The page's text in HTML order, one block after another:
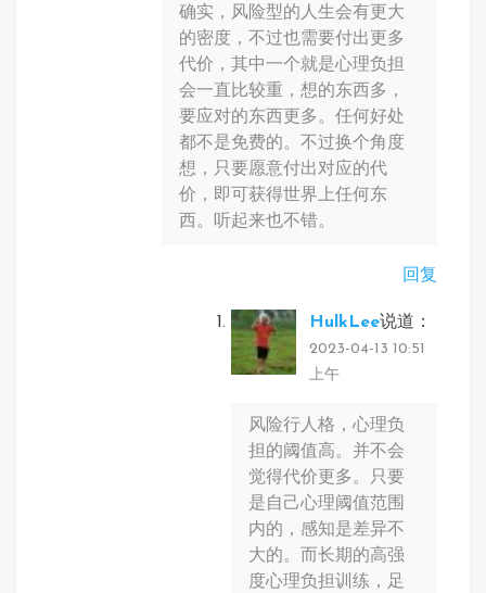
确实，风险型的人生会有更大
的密度，不过也需要付出更多
代价，其中一个就是心理负担
会一直比较重，想的东西多，
要应对的东西更多。任何好处
都不是免费的。不过换个角度
想，只要愿意付出对应的代
价，即可获得世界上任何东
西。听起来也不错。
回复
HulkLee说道：
2023-04-13 10:51
上午
风险行人格，心理负
担的阈值高。并不会
觉得代价更多。只要
是自己心理阈值范围
内的，感知是差异不
大的。而长期的高强
度心理负担训练，足